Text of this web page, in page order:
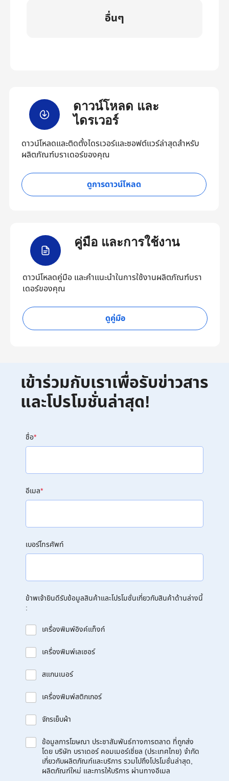
อื่นๆ
ดาวน์โหลด และ
ไดรเวอร์
ดาวน์โหลดและติดตั้งไดรเวอร์และซอฟต์แวร์ล่าสุดสำหรับ
ผลิตภัณฑ์บราเดอร์ของคุณ
ดูการดาวน์โหลด
คู่มือ และการใช้งาน
ดาวน์โหลดคู่มือ และคำแนะนำในการใช้งานผลิตภัณฑ์บรา
เดอร์ของคุณ
ดูคู่มือ
เข้าร่วมกับเราเพื่อรับข่าวสาร
และโปรโมชั่นล่าสุด!
ชื่อ*
อีเมล*
เบอร์โทรศัพท์
ข้าพเจ้ายินดีรับข้อมูลสินค้าและโปรโมชั่นเกี่ยวกับสินค้าด้านล่างนี้
:
เครื่องพิมพ์อิงค์แท็งก์
เครื่องพิมพ์เลเซอร์
สแกนเนอร์
เครื่องพิมพ์สติกเกอร์
จักรเย็บผ้า
ข้อมูลการโฆษณา ประชาสัมพันธ์ทางการตลาด ที่ถูกส่ง
โดย บริษัท บราเดอร์ คอมเมอร์เชี่ยล (ประเทศไทย) จำกัด
เกี่ยวกับผลิตภัณฑ์และบริการ รวมไปถึงโปรโมชั่นล่าสุด,
ผลิตภัณฑ์ใหม่ และการให้บริการ ผ่านทางอีเมล